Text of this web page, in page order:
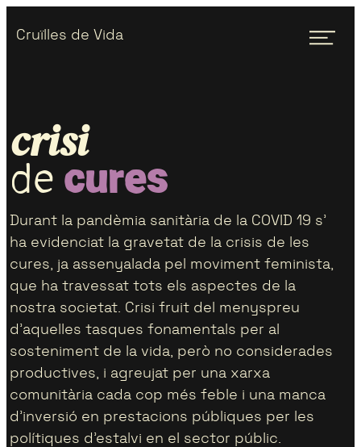
to
to
Cruïlles de Vida
crisi
de cures
Durant la pandèmia sanitària de la COVID 19 s’
ha evidenciat la gravetat de la crisis de les
cures, ja assenyalada pel moviment feminista,
que ha travessat tots els aspectes de la
nostra societat. Crisi fruit del menyspreu
d’aquelles tasques fonamentals per al
sosteniment de la vida, però no considerades
productives, i agreujat per una xarxa
comunitària cada cop més feble i una manca
d’inversió en prestacions públiques per les
polítiques d’estalvi en el sector públic.